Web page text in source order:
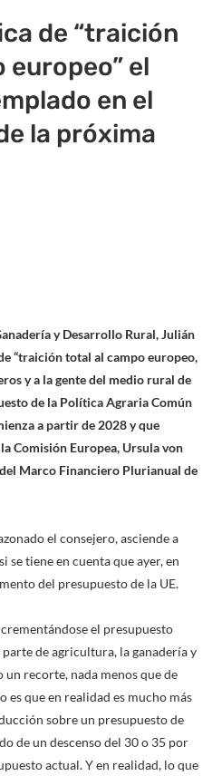
de “traición
el
en el
la próxima
y Desarrollo Rural, Julián
“traición total al campo europeo,
y a la gente del medio rural de
de la Política Agraria Común
a partir de 2028 y que
Comisión Europea, Ursula von
Marco Financiero Plurianual de
el consejero, asciende a
se tiene en cuenta que ayer, en
del presupuesto de la UE.
el presupuesto
de agricultura, la ganadería y
recorte, nada menos que de
es que en realidad es mucho más
sobre un presupuesto de
de un descenso del 30 o 35 por
actual. Y en realidad, lo que